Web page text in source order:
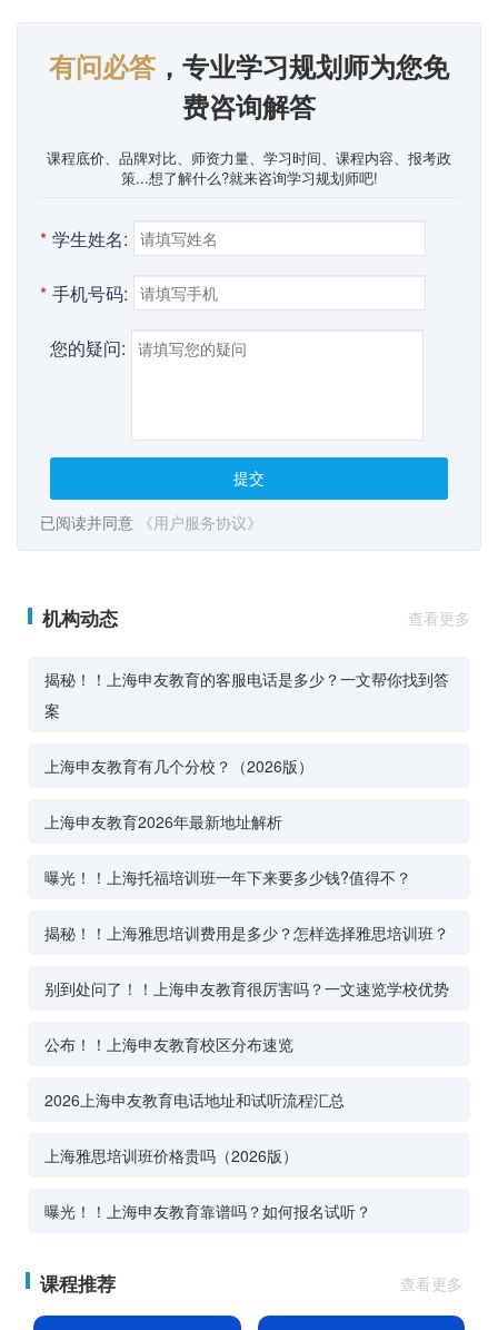
有问必答，专业学习规划师为您免
费咨询解答
课程底价、品牌对比、师资力量、学习时间、课程内容、报考政
策...想了解什么?就来咨询学习规划师吧!
* 学生姓名:
* 手机号码:
您的疑问:
提交
已阅读并同意 《用户服务协议》
机构动态 查看更多
揭秘！！上海申友教育的客服电话是多少？一文帮你找到答
案
上海申友教育有几个分校？（2026版）
上海申友教育2026年最新地址解析
曝光！！上海托福培训班一年下来要多少钱?值得不？
揭秘！！上海雅思培训费用是多少？怎样选择雅思培训班？
别到处问了！！上海申友教育很厉害吗？一文速览学校优势
公布！！上海申友教育校区分布速览
2026上海申友教育电话地址和试听流程汇总
上海雅思培训班价格贵吗（2026版）
曝光！！上海申友教育靠谱吗？如何报名试听？
课程推荐 查看更多